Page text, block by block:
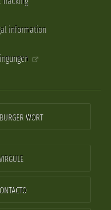
information
WORT